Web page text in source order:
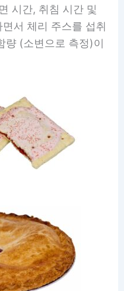
시간, 취침 시간 및
서 체리 주스를 섭취
량 (소변으로 측정)이